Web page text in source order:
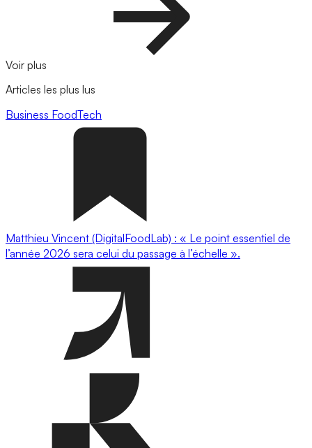
Voir plus
Articles les plus lus
Business FoodTech
Matthieu Vincent (DigitalFoodLab) : « Le point essentiel de
l’année 2026 sera celui du passage à l’échelle ».